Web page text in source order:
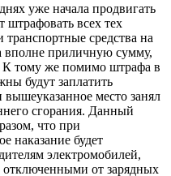
уже начала продвигать
штрафовать всех тех
средства на
вполне приличную сумму,
К тому же помимо штрафа в
будут заплатить
место занял
сгорания. Данный
что при
наказание будет
электромобилей,
от зарядных